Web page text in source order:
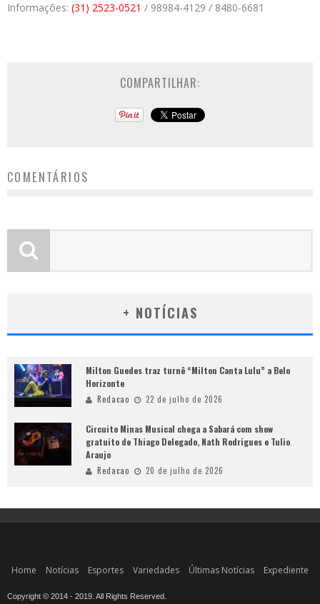
Informações: (31) 2523-0521 / 98984-4129 / 8480-6681
COMPARTILHAR:
COMENTÁRIOS
+ NOTÍCIAS
Milton Guedes traz turnê “Milton Canta Lulu” a Belo
Horizonte
Redacao 22 de julho de 2026
Circuito Minas Musical chega a Sabará com show
gratuito de Thiago Delegado, Nath Rodrigues e Tulio
Araujo
Redacao 20 de julho de 2026
Home Notícias Esportes Variedades Últimas Notícias Expediente
Copyright © 2014 - 2019. All Rights Reserved.